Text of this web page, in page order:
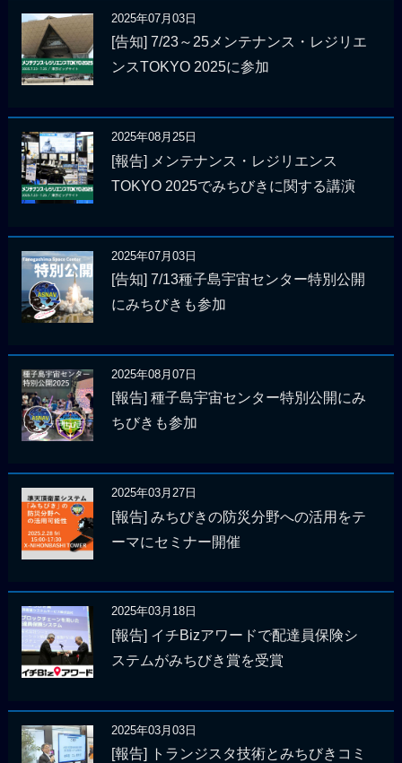
2025年07月03日
[告知] 7/23～25メンテナンス・レジリエ
ンスTOKYO 2025に参加
2025年08月25日
[報告] メンテナンス・レジリエンス
TOKYO 2025でみちびきに関する講演
2025年07月03日
[告知] 7/13種子島宇宙センター特別公開
にみちびきも参加
2025年08月07日
[報告] 種子島宇宙センター特別公開にみ
ちびきも参加
2025年03月27日
[報告] みちびきの防災分野への活用をテ
ーマにセミナー開催
2025年03月18日
[報告] イチBizアワードで配達員保険シ
ステムがみちびき賞を受賞
2025年03月03日
[報告] トランジスタ技術とみちびきコミ